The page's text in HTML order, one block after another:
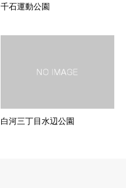
千石運動公園
白河三丁目水辺公園